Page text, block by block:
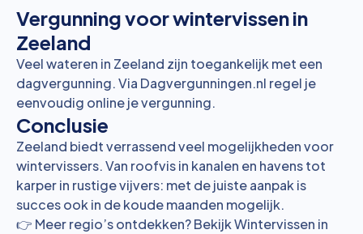
Vergunning voor wintervissen in
Zeeland
Veel wateren in Zeeland zijn toegankelijk met een
dagvergunning. Via Dagvergunningen.nl regel je
eenvoudig online je vergunning.
Conclusie
Zeeland biedt verrassend veel mogelijkheden voor
wintervissers. Van roofvis in kanalen en havens tot
karper in rustige vijvers: met de juiste aanpak is
succes ook in de koude maanden mogelijk.
👉 Meer regio’s ontdekken? BekijkWintervissen in